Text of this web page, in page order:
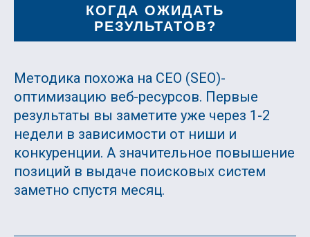
КОГДА ОЖИДАТЬ
РЕЗУЛЬТАТОВ?
Методика похожа на СЕО (SEO)-
оптимизацию веб-ресурсов. Первые
результаты вы заметите уже через 1-2
недели в зависимости от ниши и
конкуренции. А значительное повышение
позиций в выдаче поисковых систем
заметно спустя месяц.